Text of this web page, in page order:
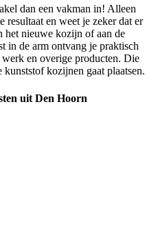
dan een vakman in! Alleen
resultaat en weet je zeker dat er
het nieuwe kozijn of aan de
in de arm ontvang je praktisch
en overige producten. Die
kozijnen gaat plaatsen.
uit Den Hoorn